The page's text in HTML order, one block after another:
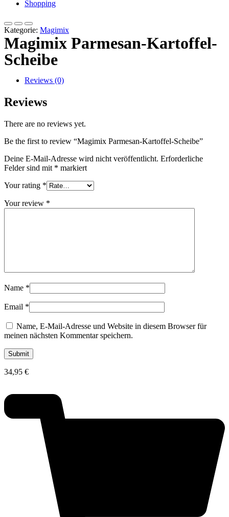
Shopping
Kategorie: Magimix
Magimix Parmesan-Kartoffel-
Scheibe
Reviews (0)
Reviews
There are no reviews yet.
Be the first to review “Magimix Parmesan-Kartoffel-Scheibe”
Deine E-Mail-Adresse wird nicht veröffentlicht. Erforderliche
Felder sind mit * markiert
Your rating *
Your review *
Name *
Email *
Name, E-Mail-Adresse und Website in diesem Browser für
meinen nächsten Kommentar speichern.
34,95 €